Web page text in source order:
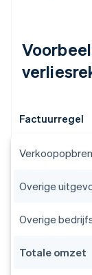
Factuurregel
Overige
Overige
Totale omzet